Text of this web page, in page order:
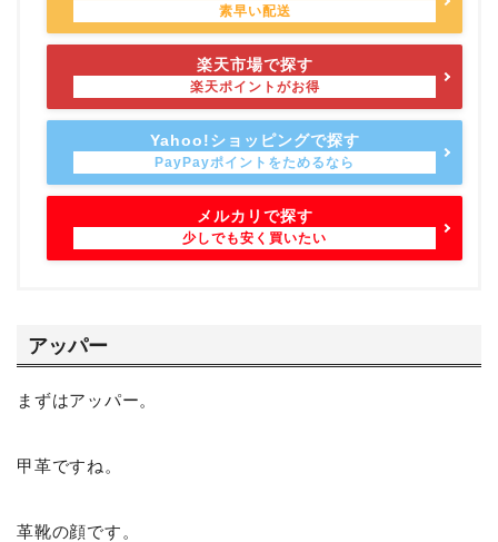
楽天市場で探す
Yahoo!ショッピングで探す
メルカリで探す
アッパー
まずはアッパー。
甲革ですね。
革靴の顔です。